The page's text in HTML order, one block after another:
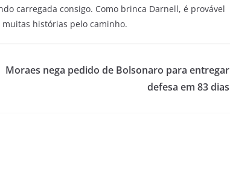
carregada consigo. Como brinca Darnell, é provável
histórias pelo caminho.
Moraes nega pedido de Bolsonaro para entregar
defesa em 83 dias